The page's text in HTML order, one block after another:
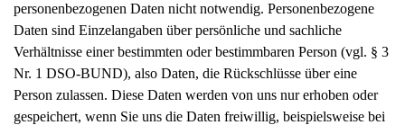
personenbezogenen Daten nicht notwendig. Personenbezogene
Daten sind Einzelangaben über persönliche und sachliche
Verhältnisse einer bestimmten oder bestimmbaren Person (vgl. § 3
Nr. 1 DSO-BUND), also Daten, die Rückschlüsse über eine
Person zulassen. Diese Daten werden von uns nur erhoben oder
gespeichert, wenn Sie uns die Daten freiwillig, beispielsweise bei